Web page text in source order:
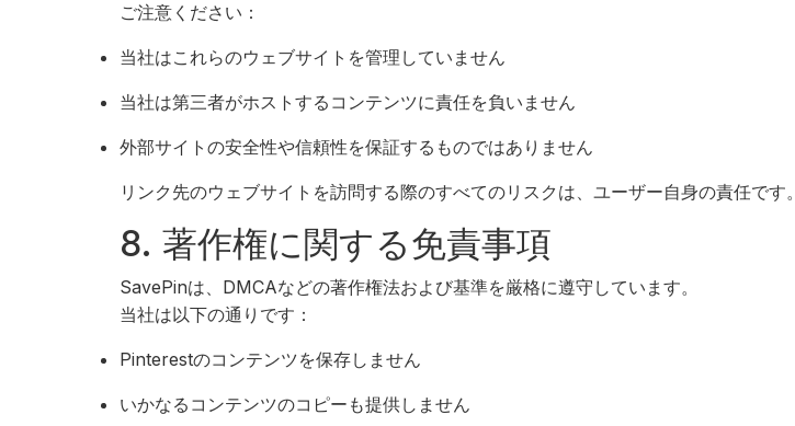
ご注意ください：
当社はこれらのウェブサイトを管理していません
当社は第三者がホストするコンテンツに責任を負いません
外部サイトの安全性や信頼性を保証するものではありません
リンク先のウェブサイトを訪問する際のすべてのリスクは、ユーザー自身の責任です。
8. 著作権に関する免責事項
SavePinは、DMCAなどの著作権法および基準を厳格に遵守しています。
当社は以下の通りです：
Pinterestのコンテンツを保存しません
いかなるコンテンツのコピーも提供しません